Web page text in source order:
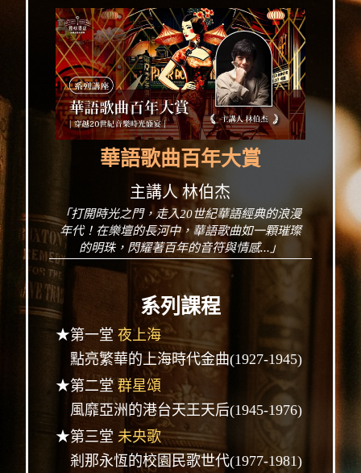
華語歌曲百年大賞
主講人 林伯杰
「打開時光之門，走入20世紀華語經典的浪漫
年代！在樂壇的長河中，華語歌曲如一顆璀璨
的明珠，閃耀著百年的音符與情感...」
系列課程
★第一堂 夜上海
點亮繁華的上海時代金曲(1927-1945)
★第二堂 群星頌
風靡亞洲的港台天王天后(1945-1976)
★第三堂 未央歌
剎那永恆的校園民歌世代(1977-1981)